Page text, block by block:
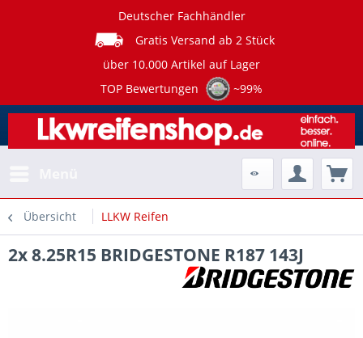
Deutscher Fachhändler
Gratis Versand ab 2 Stück
über 10.000 Artikel auf Lager
TOP Bewertungen
~99%
Übersicht LLKW Reifen
2x 8.25R15 BRIDGESTONE R187 143J